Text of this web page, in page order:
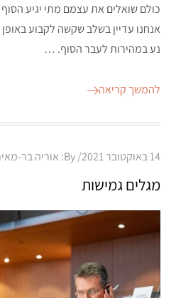
כולם שואלים את עצמם מתי יגיע הסוף
אנחנו עדיין בשלב שקשה לקבוע
נע במהירות לעבר הסוף. …
להמשך קריאה
Posted
14 באוקטובר 2021 By: אוריה בר-
מגלים גמישות